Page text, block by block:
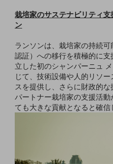
栽培家のサステナビリティ
ン
ランソンは、栽培家の持続
認証）への移行を積極的に
立した初のシャンパーニュ
じて、技術設備や人的リソ
スを提供し、さらに財政的な
パートナー栽培家の支援活
ても大きな貢献となると確信